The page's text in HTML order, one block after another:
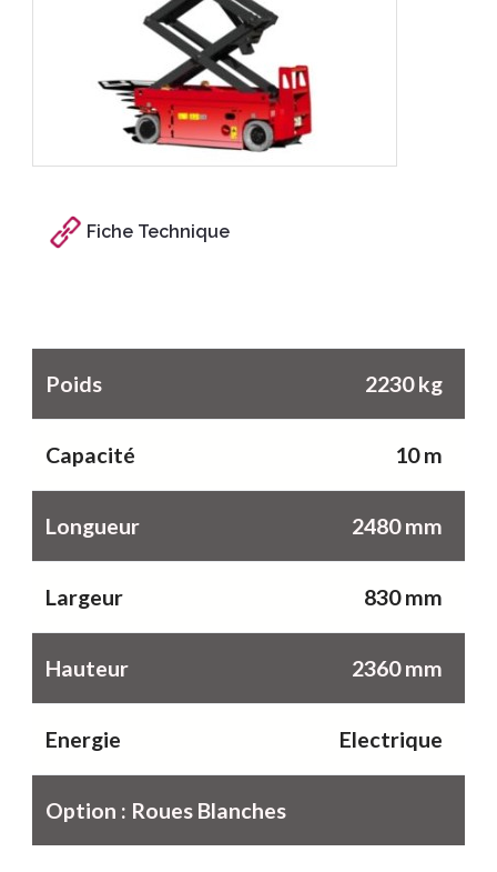
Fiche Technique
Poids 2230 kg
Capacité 10 m
Longueur 2480 mm
Largeur 830 mm
Hauteur 2360 mm
Energie Electrique
Option : Roues Blanches